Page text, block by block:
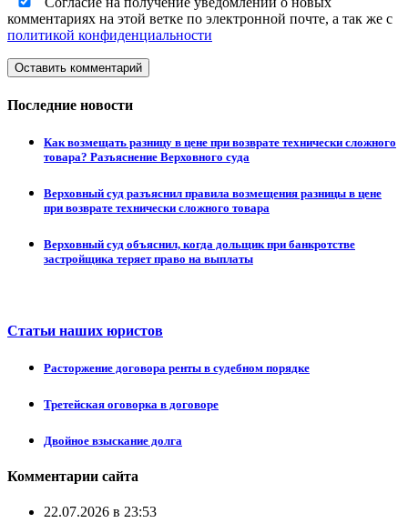
комментариях на этой ветке по электронной почте, а так же с
политикой конфиденциальности
Оставить комментарий
Последние новости
Как возмещать разницу в цене при возврате технически сложного
товара? Разъяснение Верховного суда
Верховный суд разъяснил правила возмещения разницы в цене
при возврате технически сложного товара
Верховный суд объяснил, когда дольщик при банкротстве
застройщика теряет право на выплаты
Статьи наших юристов
Расторжение договора ренты в судебном порядке
Третейская оговорка в договоре
Двойное взыскание долга
Комментарии сайта
22.07.2026 в 23:53